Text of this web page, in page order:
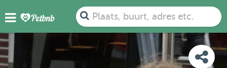
Plaats, buurt, adres etc.
FOTO'S BEOORDELINGEN KAART